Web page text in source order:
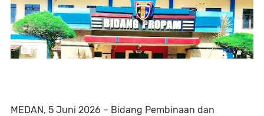
MEDAN, 5 Juni 2026 – Bidang Pembinaan dan